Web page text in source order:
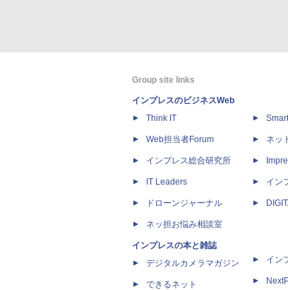
Group site links
インプレスのビジネスWeb
Think IT
Web担当者Forum
インプレス総合研究所
IT Leaders
ドローンジャーナル
ネッ担お悩み相談室
インプレスの本と雑誌
デジタルカメラマガジン
できるネット
ネッ
イン
イン